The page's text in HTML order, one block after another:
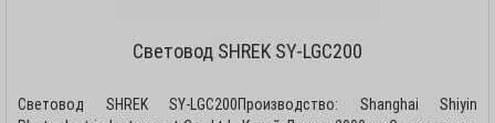
Световод SHREK SY-LGC200
Световод SHREK SY-LGC200Производство: Shanghai Shiyin